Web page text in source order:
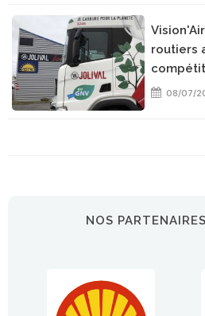
routiers
08/07/
NOS